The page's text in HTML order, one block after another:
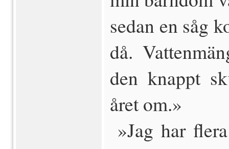
sedan en såg
då.
den knappt
året om.»
 »Jag har